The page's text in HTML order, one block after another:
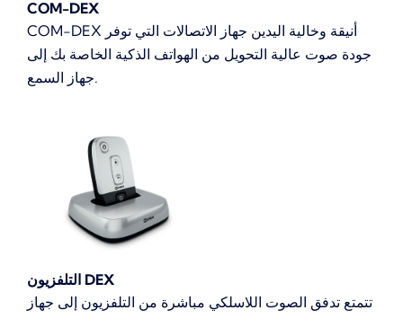
COM-DEX
COM-DEX أنيقة وخالية اليدين جهاز الاتصالات التي توفر
جودة صوت عالية التحويل من الهواتف الذكية الخاصة بك إلى
جهاز السمع.
التلفزيون DEX
تتمتع تدفق الصوت اللاسلكي مباشرة من التلفزيون إلى جهاز